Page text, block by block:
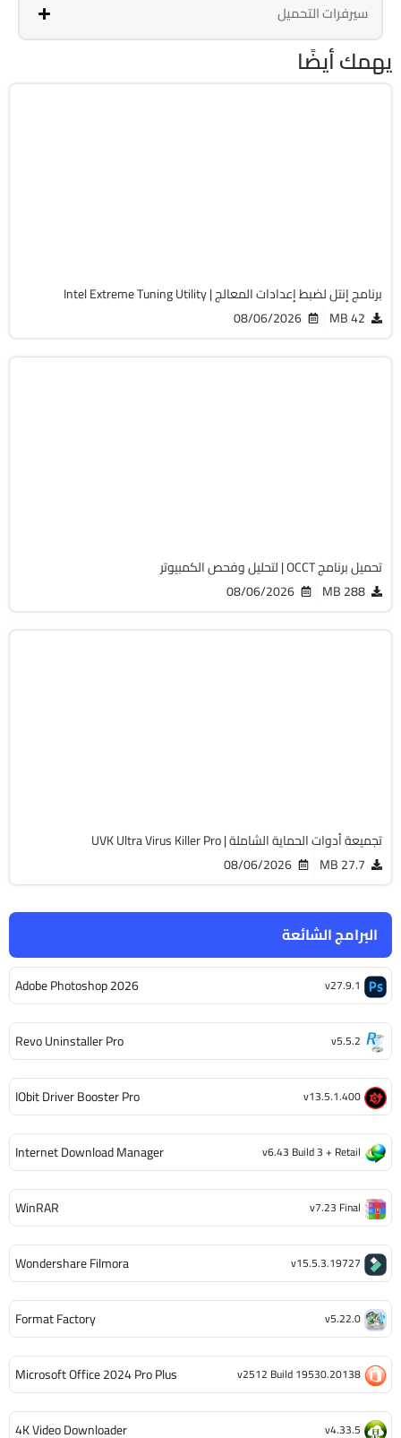
البرامج الشائعة
Adobe Photoshop 2026 v27.9.1
Revo Uninstaller Pro v5.5.2
IObit Driver Booster Pro v13.5.1.400
Internet Download Manager v6.43 Build 3 + Retail
WinRAR v7.23 Final
Wondershare Filmora v15.5.3.19727
Format Factory v5.22.0
Microsoft Office 2024 Pro Plus v2512 Build 19530.20138
4K Video Downloader v4.33.5
سيرفرات التحميل
يهمك أيضًا
برنامج إنتل لضبط إعدادات المعالج | Intel Extreme Tuning Utility
42 MB
08/06/2026
تحميل برنامج OCCT | لتحليل وفحص الكمبيوتر
288 MB
08/06/2026
تجميعة أدوات الحماية الشاملة | UVK Ultra Virus Killer Pro
27.7 MB
08/06/2026